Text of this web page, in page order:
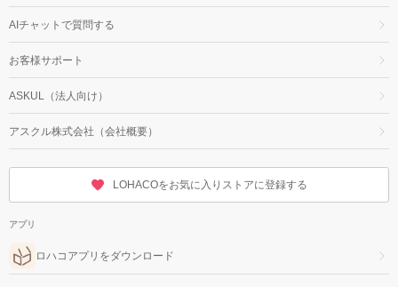
AIチャットで質問する
お客様サポート
ASKUL（法人向け）
アスクル株式会社（会社概要）
LOHACOをお気に入りストアに登録する
アプリ
ロハコアプリをダウンロード